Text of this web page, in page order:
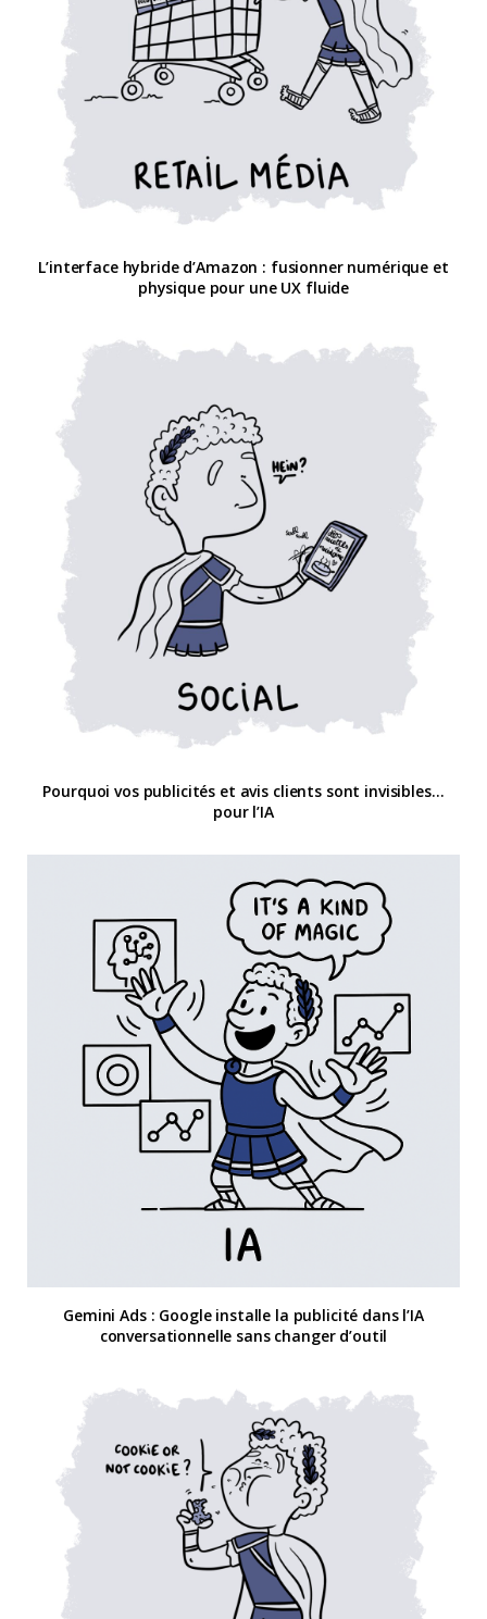
L’interface hybride d’Amazon : fusionner numérique et
physique pour une UX fluide
Pourquoi vos publicités et avis clients sont invisibles…
pour l’IA
Gemini Ads : Google installe la publicité dans l’IA
conversationnelle sans changer d’outil